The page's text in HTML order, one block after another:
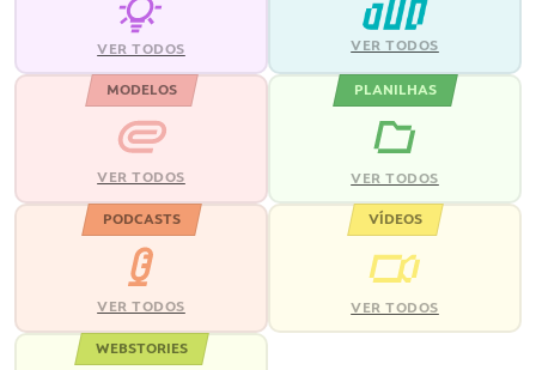
VER TODOS VER TODOS
MODELOS
VER TODOS
PLANILHAS
VER TODOS
PODCASTS
VER TODOS
VÍDEOS
VER TODOS
WEBSTORIES